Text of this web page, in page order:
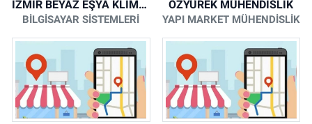
İZMİR BEYAZ EŞYA KLİMA KOMBİ SERVİSİ
BİLGİSAYAR SİSTEMLERİ
ÖZYÜREK MÜHENDİSLİK
YAPI MARKET MÜHENDİSLİK